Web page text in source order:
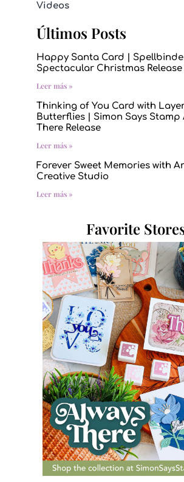
Videos
Últimos Posts
Happy Santa Card |
Spectacular Christmas Release
Leer más »
Thinking of You Card with
Butterflies | Simon Says Stamp
There Release
Leer más »
Forever Sweet Memories with
Creative Studio
Leer más »
Favorite